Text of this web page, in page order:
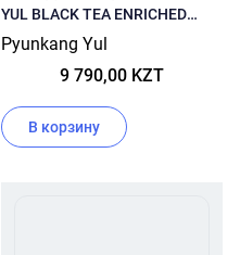
YUL BLACK TEA ENRICHED
CREAM 60 МЛ
Pyunkang Yul
9 790,00 KZT
В корзину